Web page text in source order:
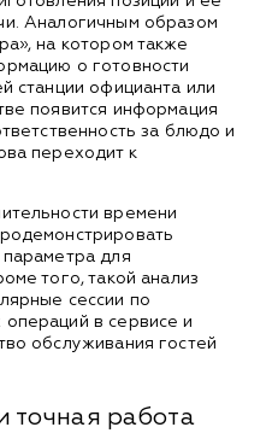
Аналогичным образом
на котором также
о готовности
станции официанта или
появится информация
за блюдо и
переходит к
времени
для
того, такой анализ
сессии по
в сервисе и
обслуживания гостей
точная работа